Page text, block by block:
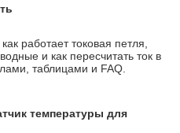
работает токовая петля,
и как пересчитать ток в
таблицами и FAQ.
температуры для